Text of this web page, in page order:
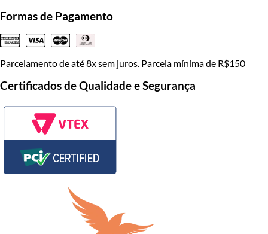
Formas de Pagamento
Parcelamento de até 8x sem juros. Parcela mínima de R$150
Certificados de Qualidade e Segurança